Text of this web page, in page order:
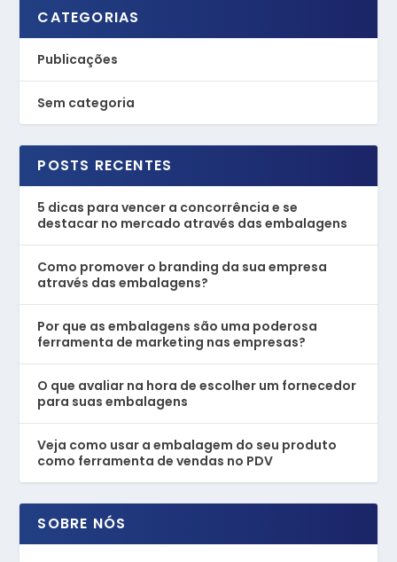
CATEGORIAS
Publicações
Sem categoria
POSTS RECENTES
5 dicas para vencer a concorrência e se
destacar no mercado através das embalagens
Como promover o branding da sua empresa
através das embalagens?
Por que as embalagens são uma poderosa
ferramenta de marketing nas empresas?
O que avaliar na hora de escolher um fornecedor
para suas embalagens
Veja como usar a embalagem do seu produto
como ferramenta de vendas no PDV
SOBRE NÓS